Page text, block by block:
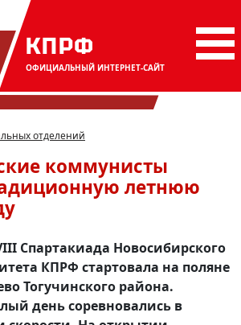
КПРФ
ОФИЦИАЛЬНЫЙ ИНТЕРНЕТ-САЙТ
отделений
коммунисты
летнюю
Спартакиада Новосибирского
КПРФ стартовала на поляне
Тогучинского района.
день соревновались в